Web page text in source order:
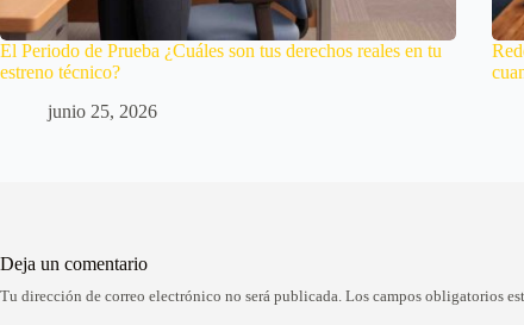
El Periodo de Prueba ¿Cuáles son tus derechos reales en tu
estreno técnico?
junio 25, 2026
Deja un comentario
Tu dirección de correo electrónico no será publicada. Los campos obligatorios
A